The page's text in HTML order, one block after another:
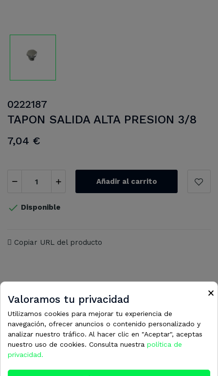
0222187
TAPON SALIDA ALTA PRESION 3/8
7,04 €
Añadir al carrito
 Disponible
Copiar URL del producto
16 otros productos en la misma
categoría:
×
Valoramos tu privacidad
Utilizamos cookies para mejorar tu experiencia de
navegación, ofrecer anuncios o contenido personalizado y
analizar nuestro tráfico. Al hacer clic en "Aceptar", aceptas
nuestro uso de cookies. Consulta nuestra política de
privacidad.